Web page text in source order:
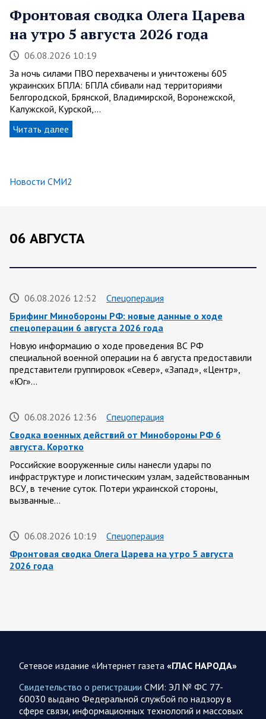
Фронтовая сводка Олега Царева
на утро 5 августа 2026 года
06.08.2026 10:19
За ночь силами ПВО перехвачены и уничтожены 605
украинских БПЛА: БПЛА сбивали над территориями
Белгородской, Брянской, Владимирской, Воронежской,
Калужской, Курской,…
Читать далее
Новости СМИ2
06 АВГУСТА
06.08.2026 12:52
Спецоперация
Брифинг Минобороны РФ: новые данные о ходе
спецоперации 6 августа 2026 года
Новую информацию о ходе проведения ВС РФ
специальной военной операции на 6 августа предоставили
представители группировок «Север», «Запад», «Центр»,
«Юг»…
06.08.2026 12:36
Спецоперация
Сводка военных действий от Минобороны РФ 6
августа. Коротко
Российские вооруженные силы нанесли удары по
инфраструктуре и логистическим узлам, задействованным
ВСУ, в течение суток. Потери украинской стороны,
вызванные…
06.08.2026 10:19
Спецоперация
Фронтовая сводка Олега Царева на утро 5 августа
2026 года
Украинские террористы продолжают убивать мирное
население приграничных районов. Данные на 6 августа
За прошедшие сутки армия трусов и убийц, будучи не в
силах ничего противопоставить на поле боя, атаковала
Сетевое издание «Интернет газета «ГЛАС НАРОДА»
Свидетельство о регистрации СМИ: ЭЛ № ФС 77-
60030 выдано Федеральной службой по надзору в
сфере связи, информационных технологий и массовых